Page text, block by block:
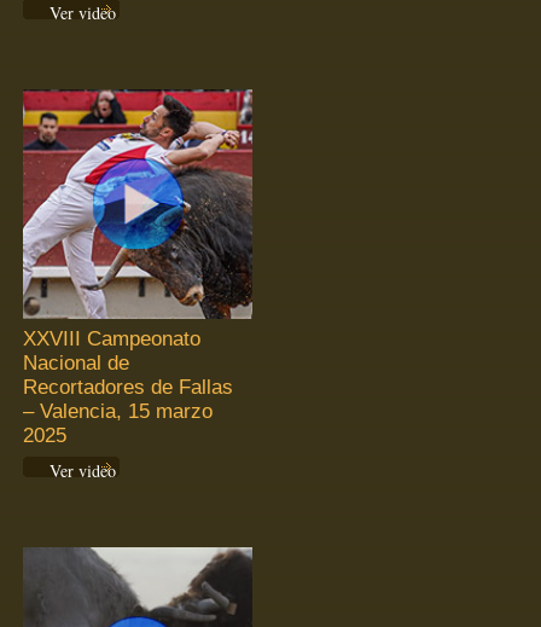
Ver video
XXVIII Campeonato
Nacional de
Recortadores de Fallas
– Valencia, 15 marzo
2025
Ver video